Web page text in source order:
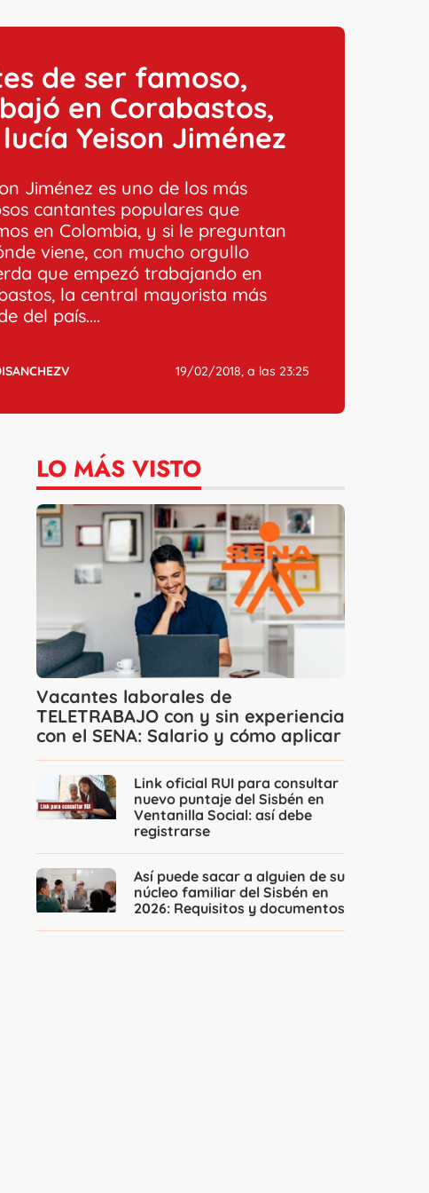
de ser famoso,
en Corabastos,
Yeison Jiménez
Jiménez es uno de los más
cantantes populares que
en Colombia, y si le preguntan
viene, con mucho orgullo
que empezó trabajando en
la central mayorista más
del país....
19/02/2018, a las 23:25
LO MÁS VISTO
Vacantes laborales de
TELETRABAJO con y sin experiencia
con el SENA: Salario y cómo aplicar
Link oficial RUI para consultar
nuevo puntaje del Sisbén en
Ventanilla Social: así debe
registrarse
Así puede sacar a alguien de su
núcleo familiar del Sisbén en
2026: Requisitos y documentos